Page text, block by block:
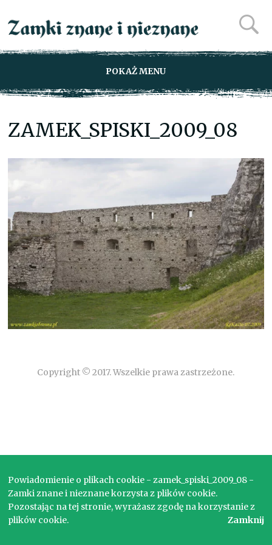
POKAŻ MENU
ZAMEK_SPISKI_2009_08
Copyright © 2017. Wszelkie prawa zastrzeżone.
Powiadomienie o plikach cookie - zamek_spiski_2009_08 -
Zamki znane i nieznane korzysta z plików cookie.
Pozostając na tej stronie, wyrażasz zgodę na korzystanie z
plików cookie.
Zamknij